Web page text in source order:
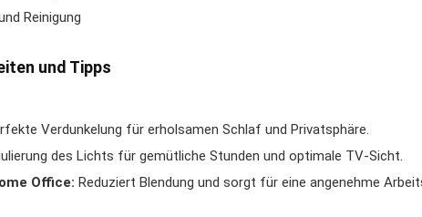
Reinigung
und Tipps
Verdunkelung für erholsamen Schlaf und Privatsphäre.
des Lichts für gemütliche Stunden und optimale TV-Sicht.
Office: Reduziert Blendung und sorgt für eine angenehme